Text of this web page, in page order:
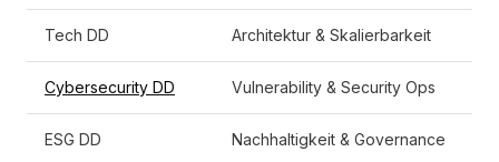
Tech DD Architektur & Skalierbarkeit
Cybersecurity DD Vulnerability & Security Ops
ESG DD Nachhaltigkeit & Governance